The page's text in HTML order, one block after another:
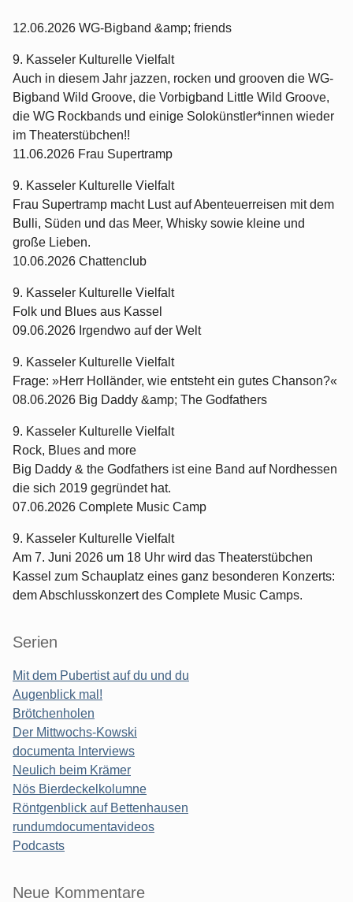
12.06.2026 WG-Bigband &amp; friends
9. Kasseler Kulturelle Vielfalt
Auch in diesem Jahr jazzen, rocken und grooven die WG-
Bigband Wild Groove, die Vorbigband Little Wild Groove,
die WG Rockbands und einige Solokünstler*innen wieder
im Theaterstübchen!!
11.06.2026 Frau Supertramp
9. Kasseler Kulturelle Vielfalt
Frau Supertramp macht Lust auf Abenteuerreisen mit dem
Bulli, Süden und das Meer, Whisky sowie kleine und
große Lieben.
10.06.2026 Chattenclub
9. Kasseler Kulturelle Vielfalt
Folk und Blues aus Kassel
09.06.2026 Irgendwo auf der Welt
9. Kasseler Kulturelle Vielfalt
Frage: »Herr Holländer, wie entsteht ein gutes Chanson?«
08.06.2026 Big Daddy &amp; The Godfathers
9. Kasseler Kulturelle Vielfalt
Rock, Blues and more
Big Daddy & the Godfathers ist eine Band auf Nordhessen
die sich 2019 gegründet hat.
07.06.2026 Complete Music Camp
9. Kasseler Kulturelle Vielfalt
Am 7. Juni 2026 um 18 Uhr wird das Theaterstübchen
Kassel zum Schauplatz eines ganz besonderen Konzerts:
dem Abschlusskonzert des Complete Music Camps.
Serien
Mit dem Pubertist auf du und du
Augenblick mal!
Brötchenholen
Der Mittwochs-Kowski
documenta Interviews
Neulich beim Krämer
Nös Bierdeckelkolumne
Röntgenblick auf Bettenhausen
rundumdocumentavideos
Podcasts
Seitenleiste
Neue Kommentare